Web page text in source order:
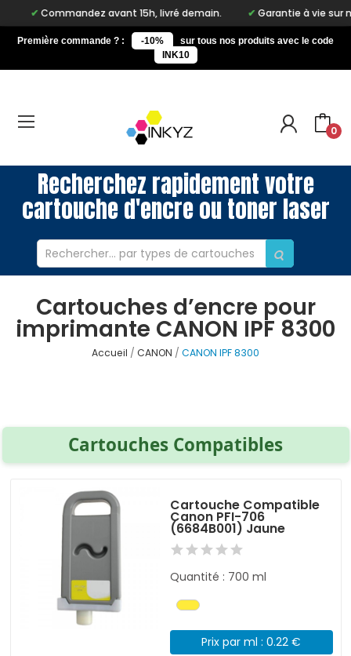
Commandez avant 15h, livré demain. Garantie à vie sur notre
Première commande ? : -10%
sur tous nos produits avec le code
INK10
0
Recherchez rapidement votre
cartouche d'encre ou toner laser
Cartouches d’encre pour
imprimante CANON IPF 8300
Accueil CANON CANON IPF 8300
Cartouches Compatibles
Cartouche Compatible
Canon PFI-706
(6684B001) Jaune
Quantité : 700 ml
Prix par ml : 0.22 €